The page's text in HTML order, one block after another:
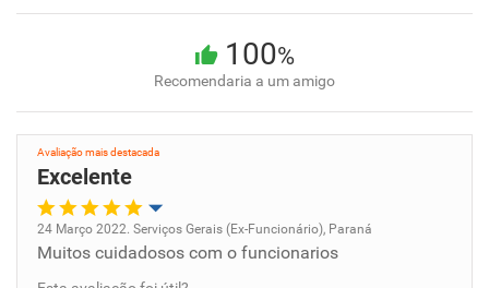
100%
Recomendaria a um amigo
Avaliação mais destacada
Excelente
Oportunidade de promoção
24 Março 2022. Serviços Gerais (Ex-Funcionário), Paraná
Muitos cuidadosos com o funcionarios